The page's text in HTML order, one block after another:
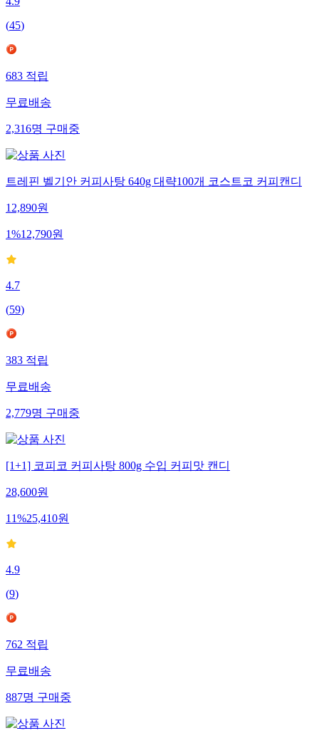
4.9
(45)
683적립
무료배송
2,316명구매중
트레핀 벨기안 커피사탕 640g 대략100개 코스트코 커피캔디
12,890원
1%12,790원
4.7
(59)
383적립
무료배송
2,779명구매중
[1+1] 코피코 커피사탕 800g 수입 커피맛 캔디
28,600원
11%25,410원
4.9
(9)
762적립
무료배송
887명구매중